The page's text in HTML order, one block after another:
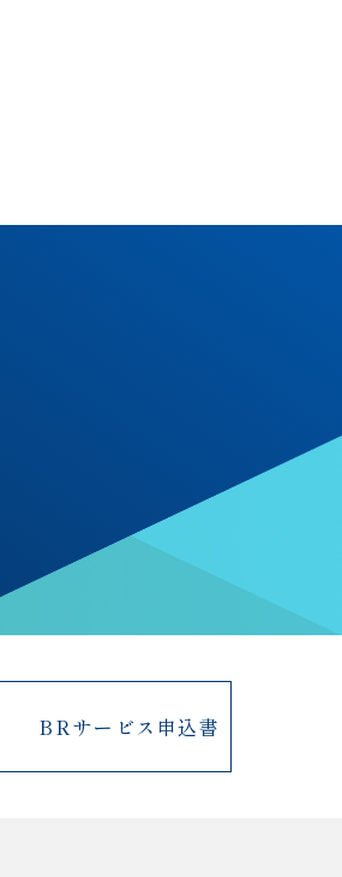
BRサービス 申込書